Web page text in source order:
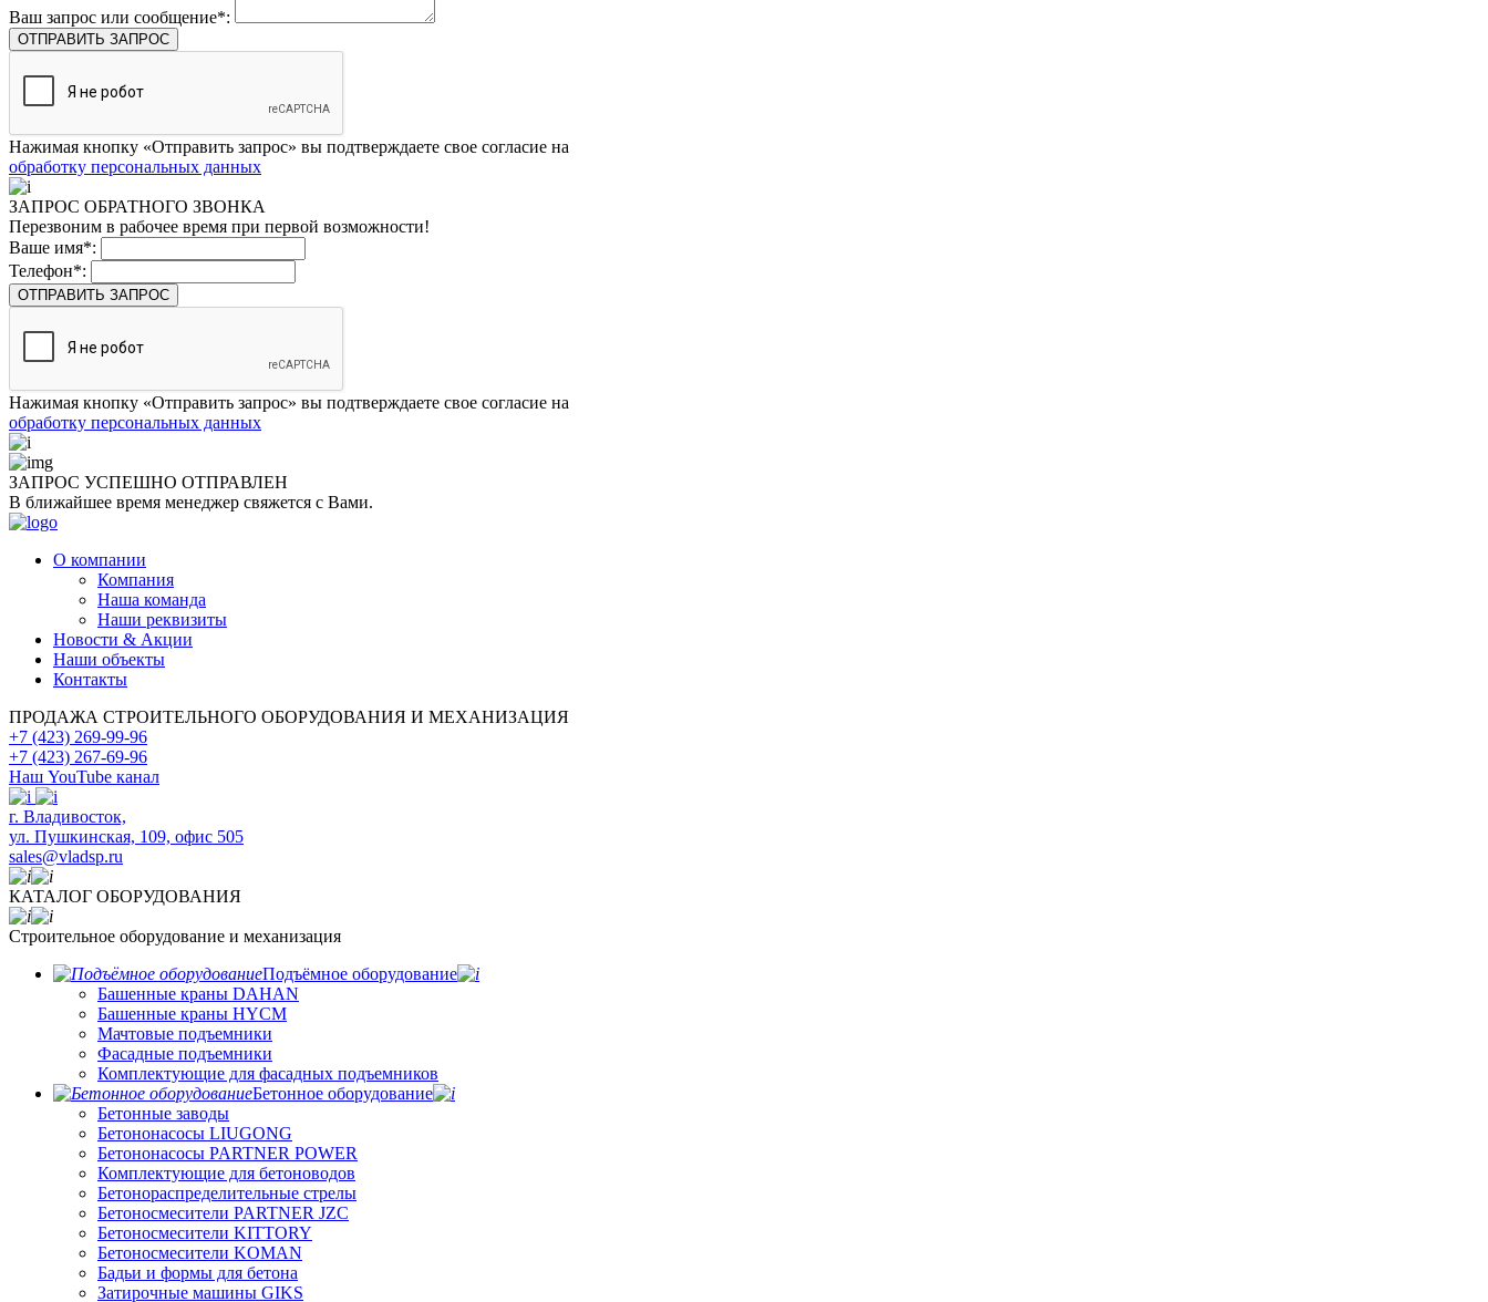
Ваш запрос или сообщение*:
ОТПРАВИТЬ ЗАПРОС
Нажимая кнопку «Отправить запрос» вы подтверждаете свое согласие на
обработку персональных данных
ЗАПРОС ОБРАТНОГО ЗВОНКА
Перезвоним в рабочее время при первой возможности!
Ваше имя*:
Телефон*:
ОТПРАВИТЬ ЗАПРОС
Нажимая кнопку «Отправить запрос» вы подтверждаете свое согласие на
обработку персональных данных
ЗАПРОС УСПЕШНО ОТПРАВЛЕН
В ближайшее время менеджер свяжется с Вами.
О компании
Компания
Наша команда
Наши реквизиты
Новости & Акции
Наши объекты
Контакты
ПРОДАЖА СТРОИТЕЛЬНОГО ОБОРУДОВАНИЯ И МЕХАНИЗАЦИЯ
+7 (423) 269-99-96
+7 (423) 267-69-96
Наш YouTube канал
​г. Владивосток,
ул. Пушкинская, 109, офис 505
sales@vladsp.ru
КАТАЛОГ ОБОРУДОВАНИЯ
Строительное оборудование и механизация
Подъёмное оборудование
Башенные краны DAHAN
Башенные краны HYCM
Мачтовые подъемники
Фасадные подъемники
Комплектующие для фасадных подъемников
Бетонное оборудование
Бетонные заводы
Бетононасосы LIUGONG
Бетононасосы PARTNER POWER
Комплектующие для бетоноводов
Бетонораспределительные стрелы
Бетоносмесители PARTNER JZC
Бетоносмесители KITTORY
Бетоносмесители KOMAN
Бадьи и формы для бетона
Затирочные машины GIKS